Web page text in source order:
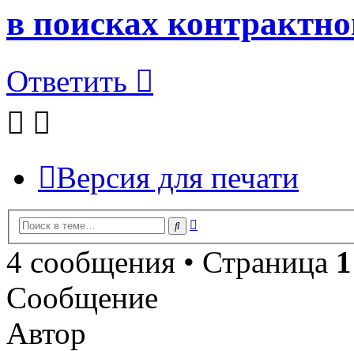
в поисках
Ответить
Версия для печати
Поиск
4 сообщения • Страница 1
Сообщение
Автор